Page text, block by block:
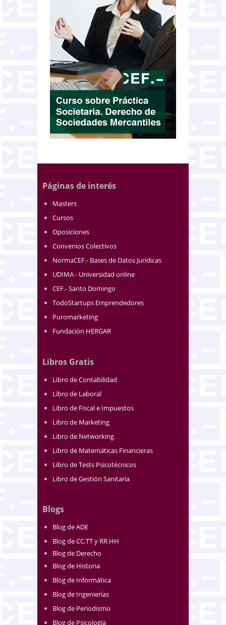
Páginas de interés
Masters
Cursos
Oposiciones
Convenios Colectivos
NormaCEF.- Bases de Datos Jurídicas
UDIMA - Universidad online
CEF.- Santo Domingo
TodoStartups Emprendedores
Puromarketing
Fundación HERGAR
Libros Gratis
Libro de Contabilidad
Libro de Laboral
Libro de Fiscal e Impuestos
Libro de Marketing
Libro de Networking
Libro de Matemáticas Financieras
Libro de Tests Psicotécnicos
Libro de Gestión Sanitaria
Blogs
Blog de ADE
Blog de CC.TT y RR.HH
Blog de Derecho
Blog de Historia
Blog de Informática
Blog de Ingenierías
Blog de Periodismo
Blog de Psicología